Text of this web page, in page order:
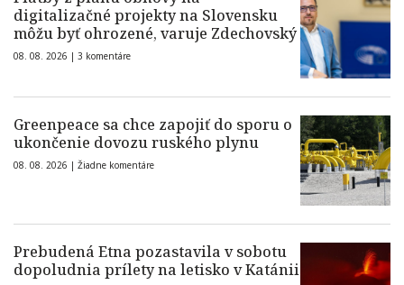
digitalizačné projekty na Slovensku
môžu byť ohrozené, varuje Zdechovský
08. 08. 2026 | 3 komentáre
Greenpeace sa chce zapojiť do sporu o
ukončenie dovozu ruského plynu
08. 08. 2026 | Žiadne komentáre
Prebudená Etna pozastavila v sobotu
dopoludnia prílety na letisko v Katánii